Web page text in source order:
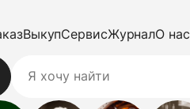
ВыкупСервисЖурналО нас